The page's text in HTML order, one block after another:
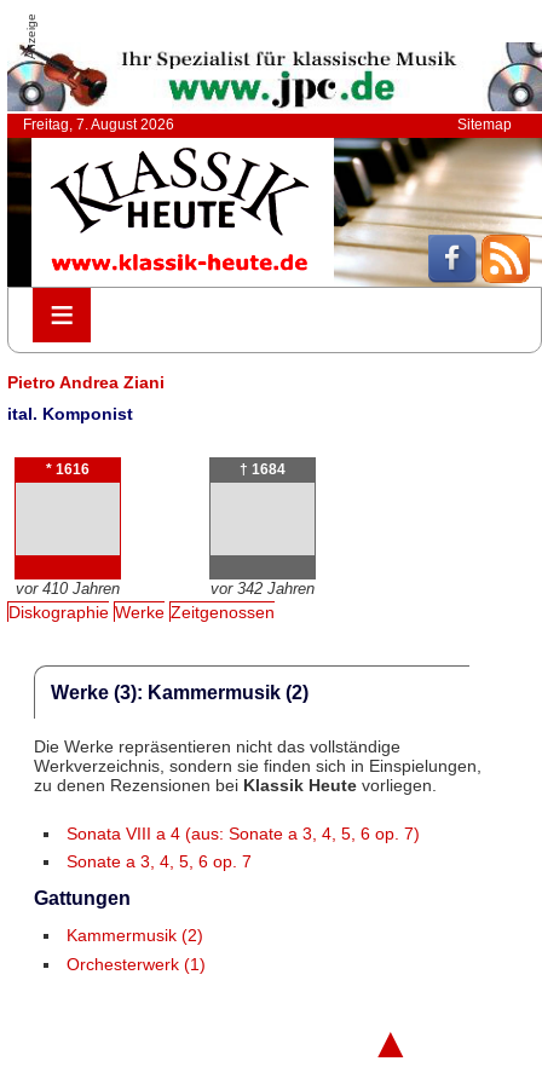
Anzeige
Freitag, 7. August 2026 Sitemap
≡
≡
Pietro Andrea Ziani
ital. Komponist
* 1616
vor 410 Jahren
† 1684
vor 342 Jahren
Diskographie Werke Zeitgenossen
Werke (3): Kammermusik (2)
Die Werke repräsentieren nicht das vollständige
Werkverzeichnis, sondern sie finden sich in Einspielungen,
zu denen Rezensionen bei Klassik Heutevorliegen.
Sonata VIII a 4 (aus: Sonate a 3, 4, 5, 6 op. 7)
Sonate a 3, 4, 5, 6 op. 7
Gattungen
Kammermusik (2)
Orchesterwerk (1)
▲